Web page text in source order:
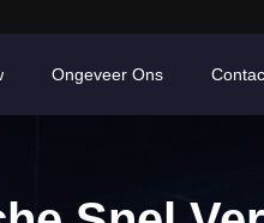
Ongeveer Ons